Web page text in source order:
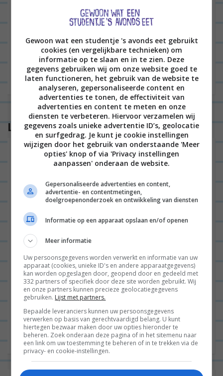
Lees ook
Dineren in Haarlem: dit zijn de hotspots
HOTSPOTS 64
Hey! Ben je op zoek naar een leuk restaurant om te
dineren in Haarlem? Dan zit je hier helemaal op de
juiste plek. Een tijd geleden...Lees verder
Gewoon wat een studentje 's avonds eet gebruikt
cookies (en vergelijkbare technieken) om
informatie op te slaan en in te zien. Deze
gegevens gebruiken wij om onze website goed te
laten functioneren, het gebruik van de website te
analyseren, gepersonaliseerde content en
advertenties te tonen, de effectiviteit van
advertenties en content te meten en onze
diensten te verbeteren. Hiervoor verzamelen wij
gegevens zoals unieke advertentie ID’s, geolocatie
en surfgedrag. Je kunt je cookie instellingen
wijzigen door het gebruik van onderstaande 'Meer
opties' knop of via 'Privacy instellingen
aanpassen' onderaan de website.
Gepersonaliseerde advertenties en content,
advertentie- en contentmetingen,
doelgroepenonderzoek en ontwikkeling van diensten
Informatie op een apparaat opslaan en/of openen
Meer informatie
Uw persoonsgegevens worden verwerkt en informatie van uw
apparaat (cookies, unieke ID's en andere apparaatgegevens)
kan worden opgeslagen door, geopend door en gedeeld met
332 partners of specifiek door deze site worden gebruikt. Wij
en onze partners kunnen precieze geolocatiegegevens
gebruiken. Lijst met partners.
Bepaalde leveranciers kunnen uw persoonsgegevens
verwerken op basis van gerechtvaardigd belang. U kunt
hiertegen bezwaar maken door uw opties hieronder te
beheren. Zoek onderaan deze pagina of in het sitemenu naar
een link om uw toestemming te beheren of in te trekken via de
privacy- en cookie-instellingen.